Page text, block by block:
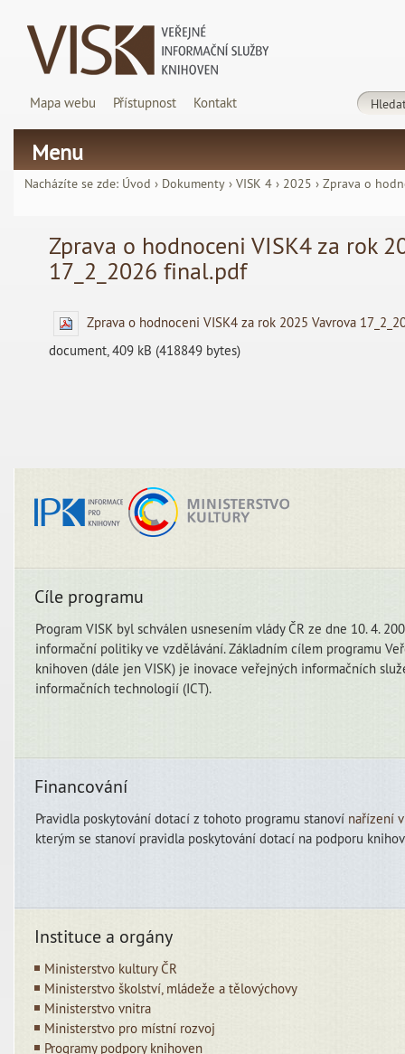
Mapa webu Přístupnost Kontakt
Menu
Nacházíte se zde: Úvod › Dokumenty › VISK 4 › 2025 › Zprava o
Zprava o hodnoceni VISK4 za rok
17_2_2026 final.pdf
Zprava o hodnoceni VISK4 za rok 2025 Vavrova
document, 409 kB (418849 bytes)
Cíle programu
Program VISK byl schválen usnesením vlády ČR ze dne 10. 4.
informační politiky ve vzdělávání. Základním cílem programu
knihoven (dále jen VISK) je inovace veřejných informačních
informačních technologií (ICT).
Financování
Pravidla poskytování dotací z tohoto programu stanoví nařízení
kterým se stanoví pravidla poskytování dotací na podporu
Instituce a orgány
Ministerstvo kultury ČR
Ministerstvo školství, mládeže a tělovýchovy
Ministerstvo vnitra
Ministerstvo pro místní rozvoj
Programy podpory knihoven